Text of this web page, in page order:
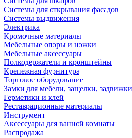
Системы для открывания фасадов
Системы выдвижения
Электрика
Кромочные материалы
Мебельные опоры и ножки
Мебельные аксессуары
Полкодержатели и кронштейны
Крепежная фурнитура
Торговое оборудование
Замки для мебели, защелки, задвижки
Герметики и клей
Реставрационные материалы
Инструмент
Аксессуары для ванной комнаты
Распродажа